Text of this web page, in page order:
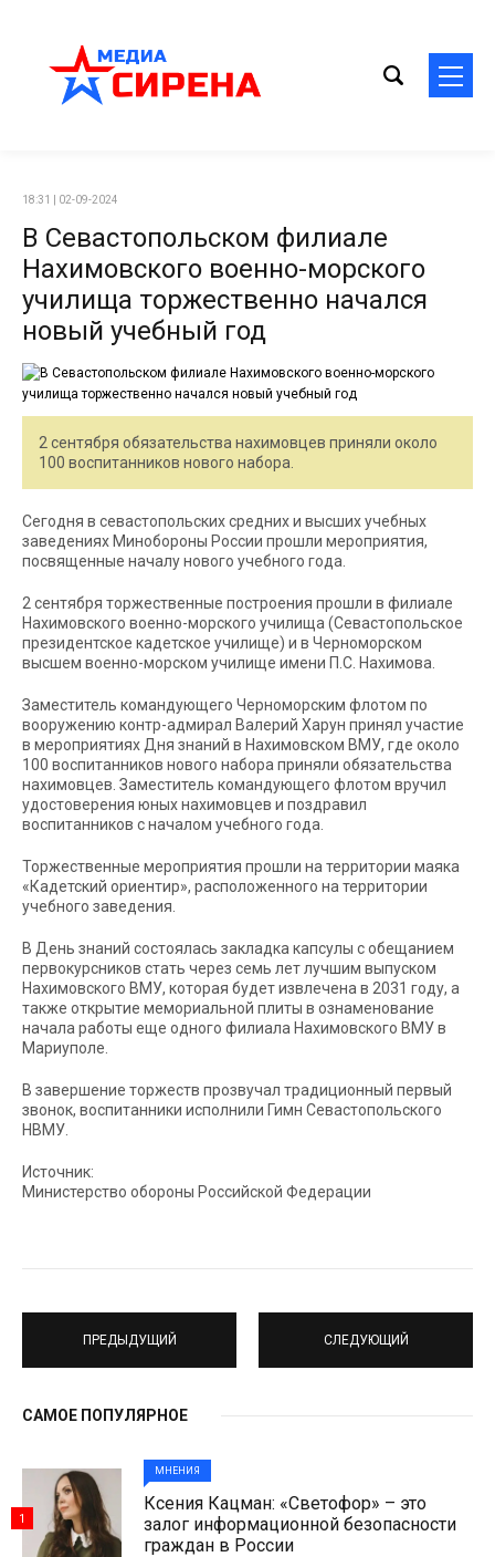
18:31 | 02-09-2024
В Севастопольском филиале
Нахимовского военно-морского
училища торжественно начался
новый учебный год
2 сентября обязательства нахимовцев приняли около
100 воспитанников нового набора.
Сегодня в севастопольских средних и высших учебных
заведениях Минобороны России прошли мероприятия,
посвященные началу нового учебного года.
2 сентября торжественные построения прошли в филиале
Нахимовского военно-морского училища (Севастопольское
президентское кадетское училище) и в Черноморском
высшем военно-морском училище имени П.С. Нахимова.
Заместитель командующего Черноморским флотом по
вооружению контр-адмирал Валерий Харун принял участие
в мероприятиях Дня знаний в Нахимовском ВМУ, где около
100 воспитанников нового набора приняли обязательства
нахимовцев. Заместитель командующего флотом вручил
удостоверения юных нахимовцев и поздравил
воспитанников с началом учебного года.
Торжественные мероприятия прошли на территории маяка
«Кадетский ориентир», расположенного на территории
учебного заведения.
В День знаний состоялась закладка капсулы с обещанием
первокурсников стать через семь лет лучшим выпуском
Нахимовского ВМУ, которая будет извлечена в 2031 году, а
также открытие мемориальной плиты в ознаменование
начала работы еще одного филиала Нахимовского ВМУ в
Мариуполе.
В завершение торжеств прозвучал традиционный первый
звонок, воспитанники исполнили Гимн Севастопольского
НВМУ.
Источник:
Министерство обороны Российской Федерации
ПРЕДЫДУЩИЙ СЛЕДУЮЩИЙ
САМОЕ ПОПУЛЯРНОЕ
МНЕНИЯ
Ксения Кацман: «Светофор» – это
залог информационной безопасности
граждан в России
1